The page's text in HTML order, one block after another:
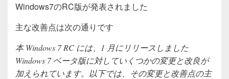
Windows7のRC版が発表されました
主な改善点は次の通りです
本 Windows 7 RC には、1 月にリリースしました
Windows 7 ベータ版に対していくつかの変更と改良が
加えられています。以下では、その変更と改善点の主